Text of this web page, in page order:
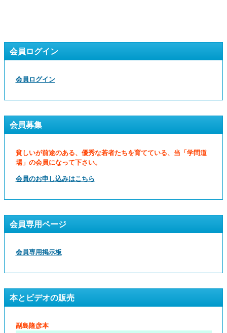
会員ログイン
会員ログイン
会員募集
貧しいが前途のある、優秀な若者たちを育てている、当「学問道
場」の会員になって下さい。
会員のお申し込みはこちら
会員専用ページ
会員専用掲示板
本とビデオの販売
副島隆彦本